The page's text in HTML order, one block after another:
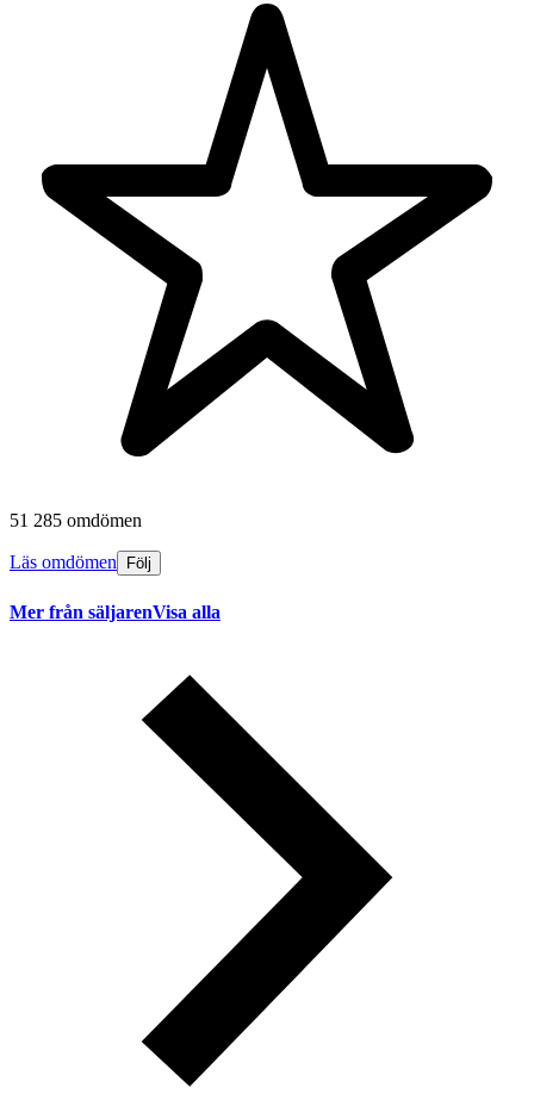
51 285 omdömen
Läs omdömen Följ
Mer från säljarenVisa alla